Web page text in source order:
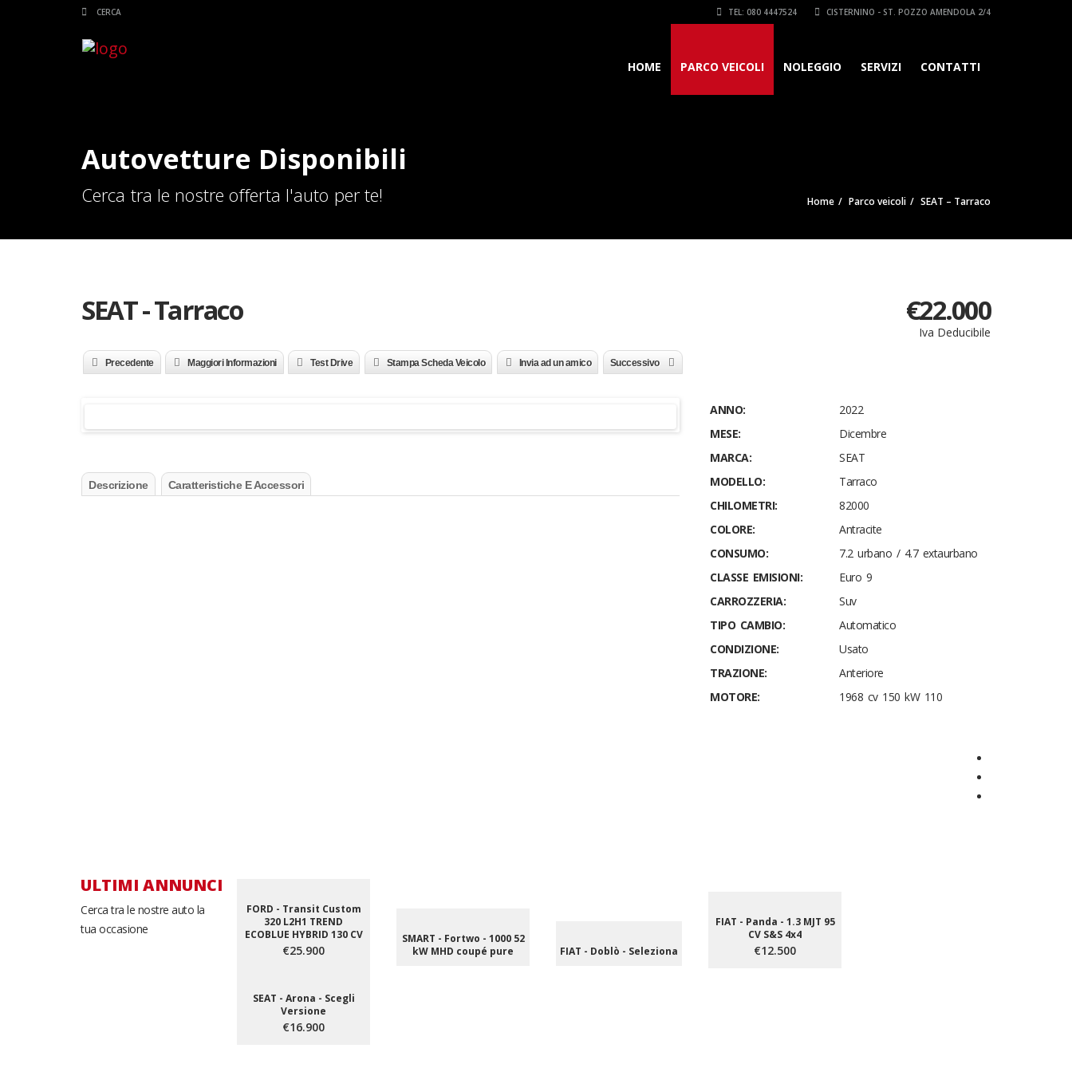
TEL: 080 4447524 CISTERNINO - ST. POZZO AMENDOLA 2/4
HOME PARCO VEICOLI NOLEGGIO SERVIZI CONTATTI
Autovetture Disponibili
Cerca tra le nostre offerta l'auto per te! Home Parco veicoli SEAT – Tarraco
SEAT - Tarraco €22.000
Iva Deducibile
Precedente Maggiori Informazioni Test Drive Stampa Scheda Veicolo Invia ad un amico Successivo
Descrizione Caratteristiche E Accessori
ANNO:
2022
MESE:
Dicembre
MARCA:
SEAT
MODELLO:
Tarraco
CHILOMETRI:
82000
COLORE:
Antracite
CONSUMO:
7.2 urbano / 4.7 extaurbano
CLASSE EMISIONI:
Euro 9
CARROZZERIA:
Suv
TIPO CAMBIO:
Automatico
CONDIZIONE:
Usato
TRAZIONE:
Anteriore
MOTORE:
1968 cv 150 kW 110
ULTIMI ANNUNCI
Cerca tra le nostre auto la
tua occasione
FORD - Transit Custom
320 L2H1 TREND
ECOBLUE HYBRID 130 CV
€25.900
SMART - Fortwo - 1000 52
kW MHD coupé pure
FIAT - Doblò - Seleziona
FIAT - Panda - 1.3 MJT 95
CV S&S 4x4
€12.500
SEAT - Arona - Scegli
Versione
€16.900